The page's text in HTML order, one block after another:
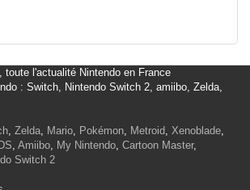
toute l'actualité Nintendo en France
: Switch, Nintendo Switch 2, amiibo, Zelda,
, Zelda, Mario, Pokémon, Metroid, Xenoblade,
, Amiibo, My Nintendo, Cartoon Master,
Switch 2